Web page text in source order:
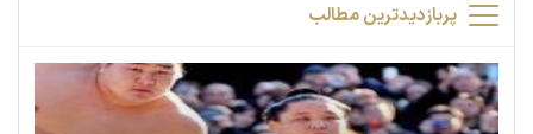
پربازدیدترین مطالب